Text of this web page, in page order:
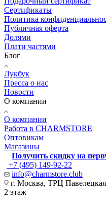
Сертификаты
Политика
Публичная оферта
Долями
Плати частями
Блог
Лукбук
Пресса о нас
Новости
О компании
О компании
Работа в CHARMSTORE
Оптовикам
Магазины
Получить скидку на
+7 (495) 149-92-22
info@charmstore.club
г. Москва, ТРЦ
2 этаж